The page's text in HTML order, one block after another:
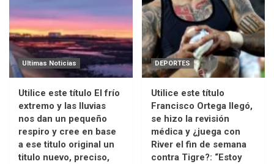
Ultimas Noticias
Utilice este título El frío
extremo y las lluvias
nos dan un pequeño
respiro y cree en base
a ese titulo original un
titulo nuevo, preciso,
DEPORTES
Utilice este título
Francisco Ortega llegó,
se hizo la revisión
médica y ¿juega con
River el fin de semana
contra Tigre?: “Estoy